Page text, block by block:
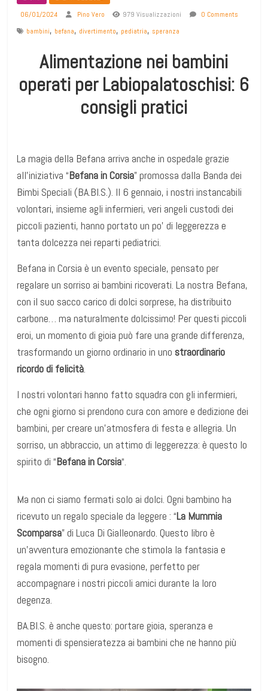
06/01/2024
Pino Vero 979 Visualizzazioni
0 Comments
bambini, befana, divertimento, pediatria, speranza
Alimentazione nei bambini
operati per Labiopalatoschisi: 6
consigli pratici
La magia della Befana arriva anche in ospedale grazie
all’iniziativa “Befana in Corsia” promossa dalla Banda dei
Bimbi Speciali (BA.BI.S.). Il 6 gennaio, i nostri instancabili
volontari, insieme agli infermieri, veri angeli custodi dei
piccoli pazienti, hanno portato un po’ di leggerezza e
tanta dolcezza nei reparti pediatrici.
Befana in Corsia è un evento speciale, pensato per
regalare un sorriso ai bambini ricoverati. La nostra Befana,
con il suo sacco carico di dolci sorprese, ha distribuito
carbone… ma naturalmente dolcissimo! Per questi piccoli
eroi, un momento di gioia può fare una grande differenza,
trasformando un giorno ordinario in uno straordinario
ricordo di felicità.
I nostri volontari hanno fatto squadra con gli infermieri,
che ogni giorno si prendono cura con amore e dedizione dei
bambini, per creare un’atmosfera di festa e allegria. Un
sorriso, un abbraccio, un attimo di leggerezza: è questo lo
spirito di “Befana in Corsia“.
Ma non ci siamo fermati solo ai dolci. Ogni bambino ha
ricevuto un regalo speciale da leggere : “La Mummia
Scomparsa” di Luca Di Gialleonardo. Questo libro è
un’avventura emozionante che stimola la fantasia e
regala momenti di pura evasione, perfetto per
accompagnare i nostri piccoli amici durante la loro
degenza.
BA.BI.S. è anche questo: portare gioia, speranza e
momenti di spensieratezza ai bambini che ne hanno più
bisogno.